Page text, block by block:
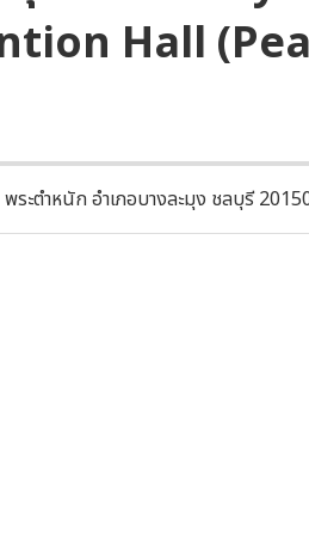
Hall
ะตำหนัก อำเภอบางละมุง ชลบุรี